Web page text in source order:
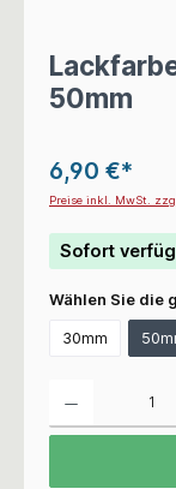
50mm
6,90 €*
Preise inkl. MwSt.
Sofort
Wählen Sie die
30mm